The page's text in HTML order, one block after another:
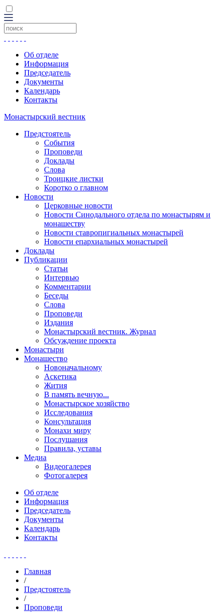
Об отделе
Информация
Председатель
Документы
Календарь
Контакты
Монастырский вестник
Предстоятель
События
Проповеди
Доклады
Слова
Троицкие листки
Коротко о главном
Новости
Церковные новости
Новости Синодального отдела по монастырям и
монашеству
Новости ставропигиальных монастырей
Новости епархиальных монастырей
Доклады
Публикации
Статьи
Интервью
Комментарии
Беседы
Слова
Проповеди
Издания
Монастырский вестник. Журнал
Обсуждение проекта
Монастыри
Монашество
Новоначальному
Аскетика
Жития
В память вечную...
Монастырское хозяйство
Исследования
Консультация
Монахи миру
Послушания
Правила, уставы
Медиа
Видеогалерея
Фотогалерея
Об отделе
Информация
Председатель
Документы
Календарь
Контакты
Главная
/
Предстоятель
/
Проповеди